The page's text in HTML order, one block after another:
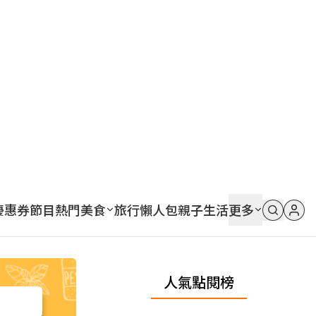
惠券節目熱門美食 旅行懶人包親子生活更多
人氣點閱榜